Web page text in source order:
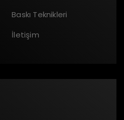
Baskı Teknikleri
İletişim